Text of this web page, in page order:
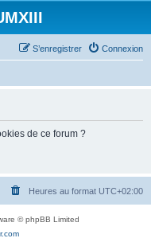
Connexion
S’enregistrer
de ce forum ?
Heures au format UTC+02:00
© phpBB Limited